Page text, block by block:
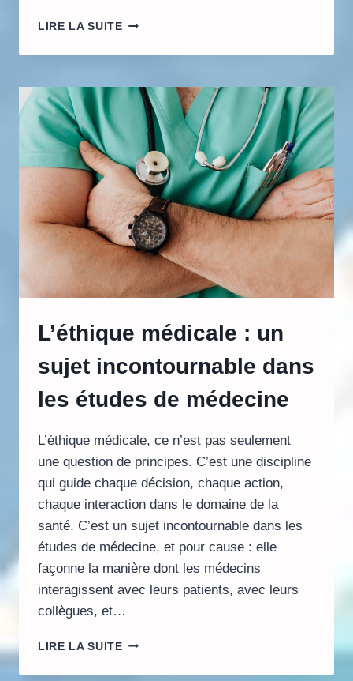
LIRE LA SUITEL’IMPACT
TECHNOLOGIES
L’APPRENTISSAGE
MÉDECINE
FORMATION
MÉDICALE
L’éthique médicale : un
sujet incontournable dans
les études de médecine
L’éthique médicale, ce n’est pas seulement
une question de principes. C’est une discipline
qui guide chaque décision, chaque action,
chaque interaction dans le domaine de la
santé. C’est un sujet incontournable dans les
études de médecine, et pour cause : elle
façonne la manière dont les médecins
interagissent avec leurs patients, avec leurs
collègues, et…
LIRE LA SUITEL’ÉTHIQUE
: